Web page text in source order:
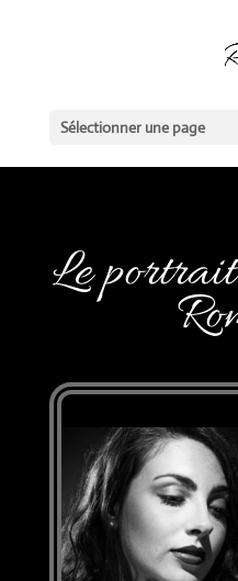
Sélectionner une page
Le